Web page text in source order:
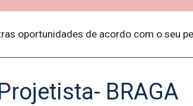
oportunidades de acordo com o seu
BRAGA